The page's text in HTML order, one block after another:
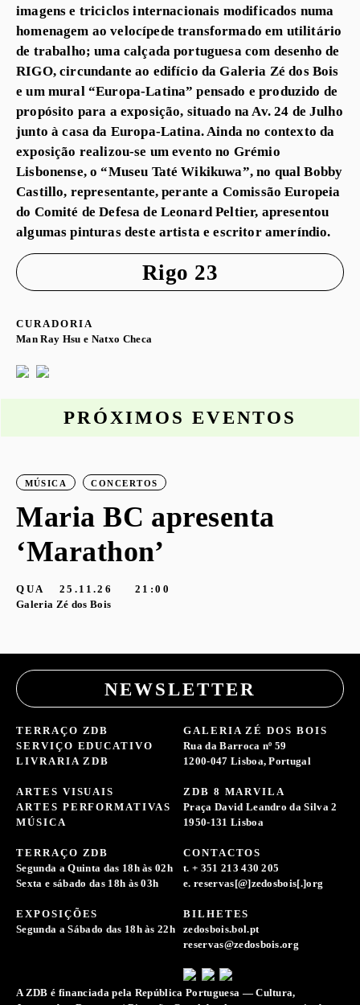
imagens e triciclos internacionais modificados numa
homenagem ao velocípede transformado em utilitário
de trabalho; uma calçada portuguesa com desenho de
RIGO, circundante ao edifício da Galeria Zé dos Bois
e um mural “Europa-Latina” pensado e produzido de
propósito para a exposição, situado na Av. 24 de Julho
junto à casa da Europa-Latina. Ainda no contexto da
exposição realizou-se um evento no Grémio
Lisbonense, o “Museu Taté Wikikuwa”, no qual Bobby
Castillo, representante, perante a Comissão Europeia
do Comité de Defesa de Leonard Peltier, apresentou
algumas pinturas deste artista e escritor ameríndio.
Rigo 23
CURADORIA
Man Ray Hsu e Natxo Checa
PRÓXIMOS EVENTOS
MÚSICA CONCERTOS
Maria BC apresenta
‘Marathon’
QUA 25.11.26
21:00
Galeria Zé dos Bois
NEWSLETTER
TERRAÇO ZDB
SERVIÇO EDUCATIVO
LIVRARIA ZDB
ARTES VISUAIS
ARTES PERFORMATIVAS
MÚSICA
GALERIA ZÉ DOS BOIS
Rua da Barroca nº 59
1200-047 Lisboa, Portugal
ZDB 8 MARVILA
Praça David Leandro da Silva 2
1950-131 Lisboa
TERRAÇO ZDB
Segunda a Quinta das 18h às 02h
Sexta e sábado das 18h às 03h
EXPOSIÇÕES
Segunda a Sábado das 18h às 22h
CONTACTOS
t. + 351 213 430 205
e. reservas[@]zedosbois[.]org
BILHETES
zedosbois.bol.pt
reservas@zedosbois.org
A ZDB é financiada pela República Portuguesa — Cultura,